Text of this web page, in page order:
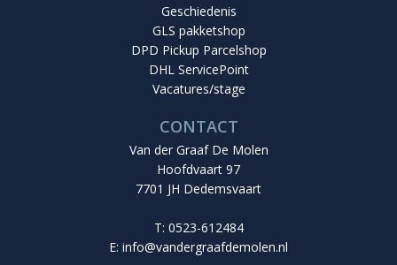
Geschiedenis
GLS pakketshop
DPD Pickup Parcelshop
DHL ServicePoint
Vacatures/stage
CONTACT
Van der Graaf De Molen
Hoofdvaart 97
7701 JH Dedemsvaart
T: 0523-612484
E: info@vandergraafdemolen.nl